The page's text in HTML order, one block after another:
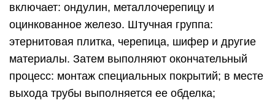
включает: ондулин, металлочерепицу и
оцинкованное железо. Штучная группа:
этернитовая плитка, черепица, шифер и другие
материалы. Затем выполняют окончательный
процесс: монтаж специальных покрытий; в месте
выхода трубы выполняется ее обделка;